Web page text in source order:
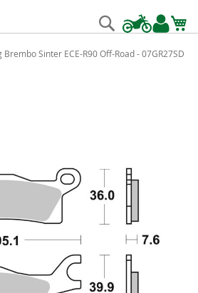
springen
Suche
Sinter ECE-R90 Off-Road - 07GR27SD